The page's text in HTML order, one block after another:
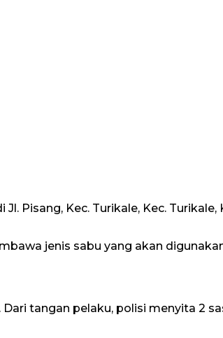
Pisang, Kec. Turikale, Kec. Turikale,
jenis sabu yang akan
tangan pelaku, polisi menyita 2